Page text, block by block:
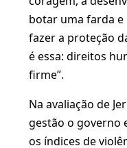
botar uma farda
fazer a proteção
é essa: direitos
firme”.
Na avaliação de
gestão o governo
os índices de